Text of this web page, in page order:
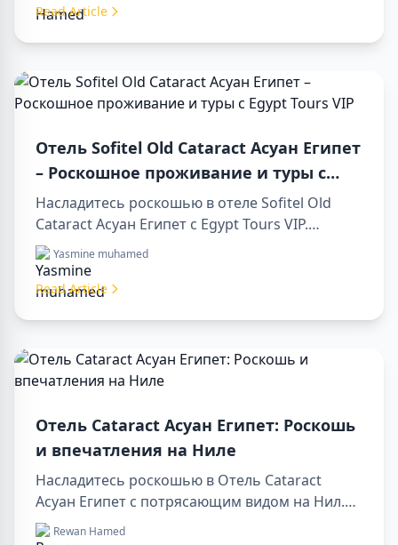
day trip to aswan from luxor.
Read Article
Отель Sofitel Old Cataract Асуан Египет
– Роскошное проживание и туры с
Egypt Tours VIP
Насладитесь роскошью в отеле Sofitel Old
Cataract Асуан Египет с Egypt Tours VIP.
Посетите достопримечательности Асуана,
наслаждайтесь видом на Нил и
первоклассным сервисом. Забронируйте
Yasmine muhamed
Read Article
Отель Cataract Асуан Египет: Роскошь
и впечатления на Ниле
Насладитесь роскошью в Отель Cataract
Асуан Египет с потрясающим видом на Нил.
Идеально подходит для организации sharm to
Rewan Hamed